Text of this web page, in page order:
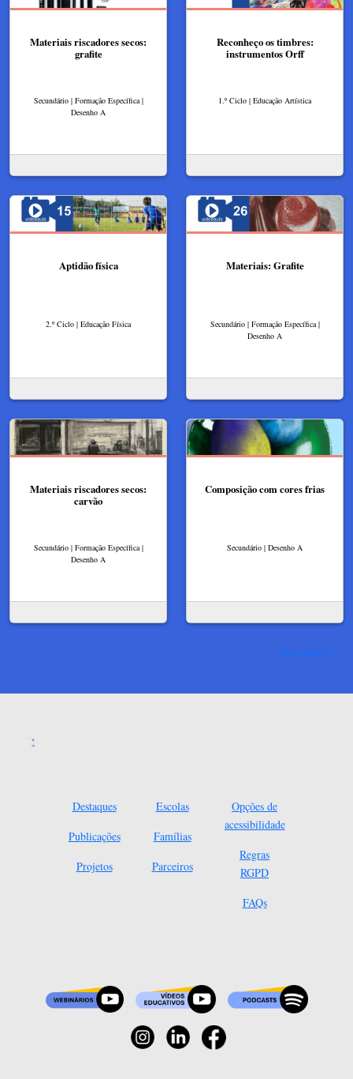
Materiais riscadores secos:
grafite
Secundário | Formação Específica |
Desenho A
Reconheço os timbres:
instrumentos Orff
1.º Ciclo | Educação Artística
Aptidão física
2.º Ciclo | Educação Física
Materiais: Grafite
Secundário | Formação Específica |
Desenho A
Materiais riscadores secos:
carvão
Secundário | Formação Específica |
Desenho A
Composição com cores frias
Secundário | Desenho A
Ver mais
Destaques
Publicações
Projetos
Escolas
Famílias
Parceiros
Opções de
acessibilidade
Regras
RGPD
FAQs